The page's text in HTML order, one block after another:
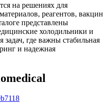
на решениях для
реагентов, вакцин
представлены
холодильники и
где важны стабильная
и надежная